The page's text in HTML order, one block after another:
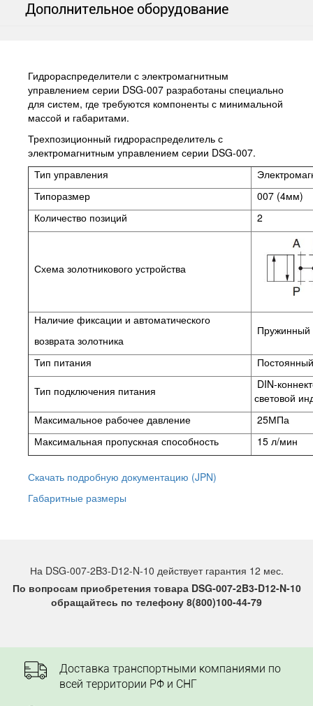
Дополнительное оборудование
Гидрораспределители с электромагнитным
управлением серии DSG-007 разработаны специально
для систем, где требуются компоненты с минимальной
массой и габаритами.
Трехпозиционный гидрораспределитель с
электромагнитным управлением серии DSG-007.
Тип управления
Типоразмер
007 (4мм)
Количество позиций
2
Схема золотникового устройства
Наличие фиксации и автоматического
возврата золотника
Пружинный
Тип питания
Тип подключения питания
DIN-
световой
Максимальное рабочее давление
25МПа
Максимальная пропускная способность
15 л/мин
Скачать подробную документацию (JPN)
Габаритные размеры
На DSG-007-2B3-D12-N-10 действует гарантия 12 мес.
По вопросам приобретения товара DSG-007-2B3-D12-N-10
обращайтесь по телефону 8(800)100-44-79
Доставка транспортными компаниями по
всей территории РФ и СНГ